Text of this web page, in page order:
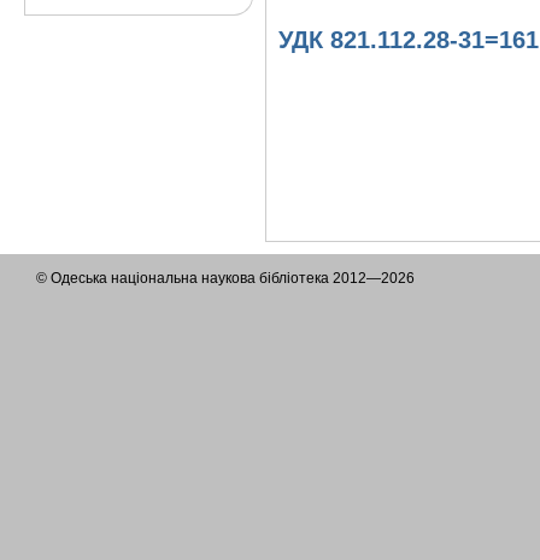
УДК 821.112.28-
© Одеська національна наукова бібліотека 2012—2026